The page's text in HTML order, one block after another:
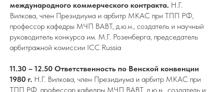
международного коммерческого контракта. Н.Г.
Вилкова, член Президиума и арбитр МКАС при ТПП РФ,
профессор кафедры МЧП ВАВТ, д.ю.н., создатель и научный
руководитель конкурса им. М.Г. Розенберга, председатель
арбитражной комиссии ICC Russia
11.30 – 12.50 Ответственность по Венской конвенции
1980 г. Н.Г. Вилкова, член Президиума и арбитр МКАС при
ТПП РФ, профессор кафедры МЧП ВАВТ, д.ю.н., создатель и